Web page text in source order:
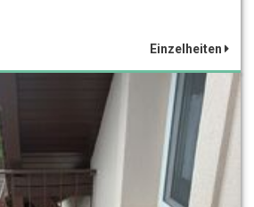
Einzelheiten